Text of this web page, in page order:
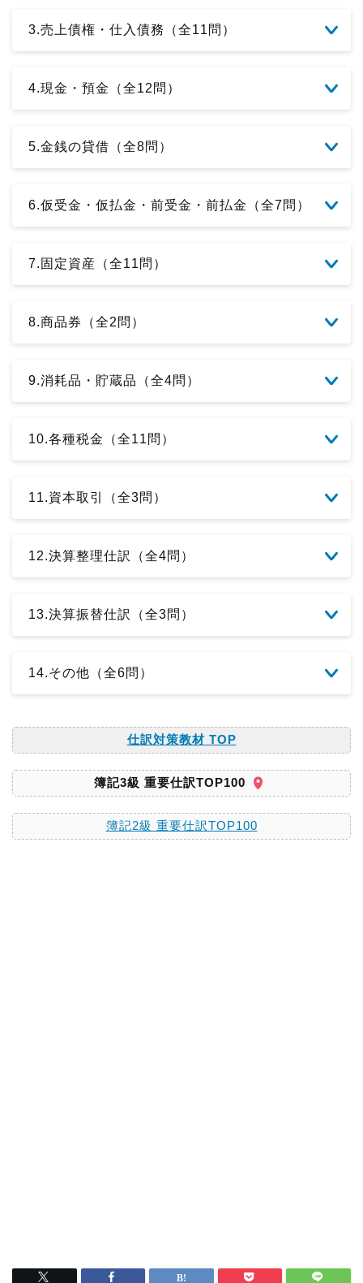
3.売上債権・仕入債務（全11問）
4.現金・預金（全12問）
5.金銭の貸借（全8問）
6.仮受金・仮払金・前受金・前払金（全7問）
7.固定資産（全11問）
8.商品券（全2問）
9.消耗品・貯蔵品（全4問）
10.各種税金（全11問）
11.資本取引（全3問）
12.決算整理仕訳（全4問）
13.決算振替仕訳（全3問）
14.その他（全6問）
仕訳対策教材 TOP
簿記3級 重要仕訳TOP100
簿記2級 重要仕訳TOP100